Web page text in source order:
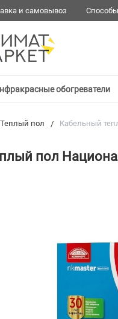
и самовывоз
обогреватели
Теплый пол Кабельный
пол